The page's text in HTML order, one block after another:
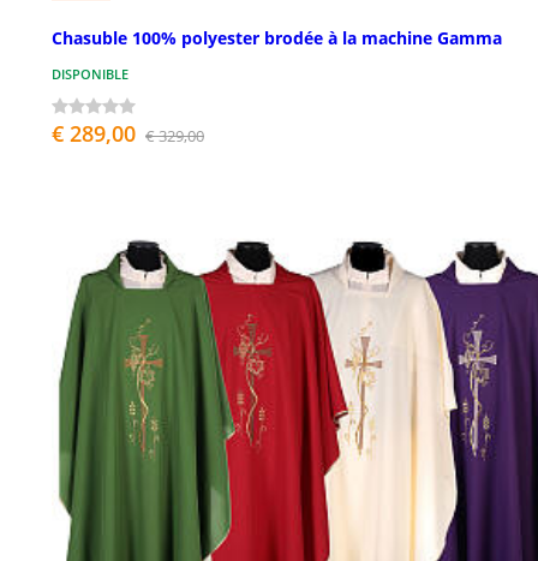
Chasuble 100% polyester brodée à la machine Gamma
DISPONIBLE
€ 289,00 € 329,00